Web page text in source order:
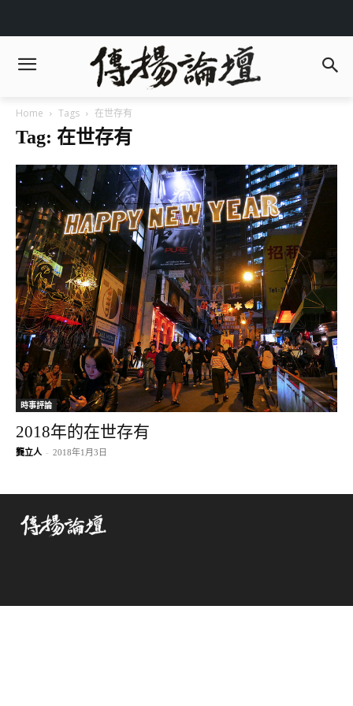
Home Tags 在世存有
Tag: 在世存有
時事評論
2018年的在世存有
龔立人 - 2018年1月3日